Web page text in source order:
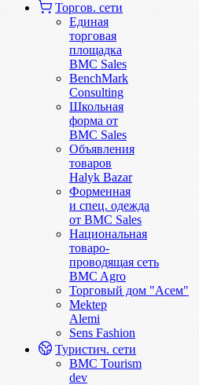
Торгов. сети
Единая
торговая
площадка
BMC Sales
BenchMark
Consulting
Школьная
форма от
BMC Sales
Объявления
товаров
Halyk Bazar
Форменная
и спец. одежда
от BMC Sales
Национальная
товаро-
проводящая сеть
BMC Agro
Торговый дом "Асем"
Mektep
Alemi
Sens Fashion
Туристич. сети
BMC Tourism
dev